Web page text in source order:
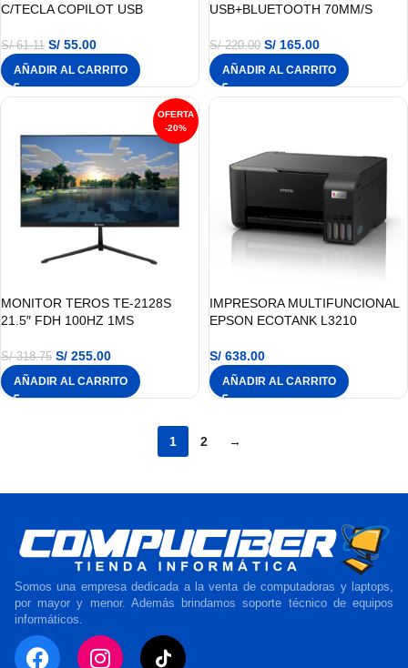
C/TECLA COPILOT USB
S/61.11 S/ 55.00
AÑADIR AL CARRITO
USB+BLUETOOTH 70MM/S
S/220.00 S/ 165.00
AÑADIR AL CARRITO
-20%
MONITOR TEROS TE-2128S
21.5″ FDH 100HZ 1MS
S/318.75 S/ 255.00
AÑADIR AL CARRITO
IMPRESORA MULTIFUNCIONAL
EPSON ECOTANK L3210
S/ 638.00
AÑADIR AL CARRITO
1 2 →
Somos una empresa dedicada a la venta de computadoras y laptops,
por mayor y menor. Además brindamos soporte técnico de equipos
informáticos.